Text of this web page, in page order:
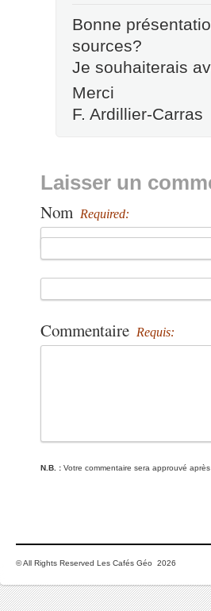
Bonne
sources?
Je souhaiterais
Merci
F. Ardillier-Carras
Laisser un
Nom Required:
Commentaire Requis:
N.B. : Votre commentaire sera approuvé
© All Rights Reserved Les Cafés Géo 2026